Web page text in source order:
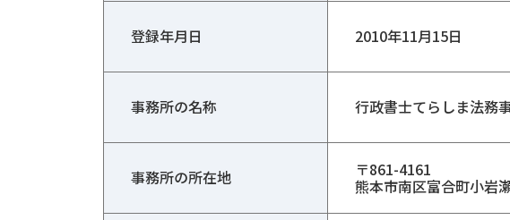
登録年月日 2010年11月15日
事務所の名称 行政書士てらしま法務
事務所の所在地 〒861-4161
熊本市南区富合町小岩